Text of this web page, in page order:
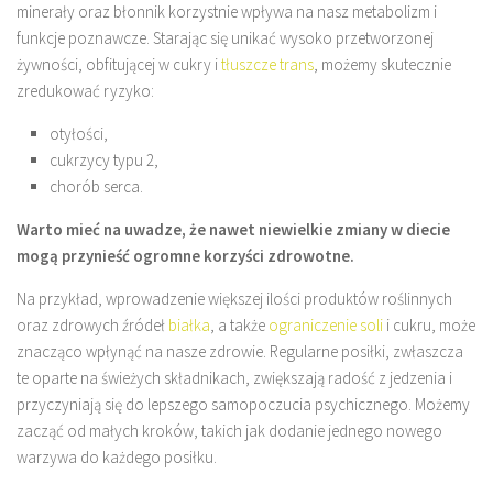
minerały oraz błonnik korzystnie wpływa na nasz metabolizm i
funkcje poznawcze. Starając się unikać wysoko przetworzonej
żywności, obfitującej w cukry itłuszcze trans, możemy skutecznie
zredukować ryzyko:
otyłości,
cukrzycy typu 2,
chorób serca.
Warto mieć na uwadze, że nawet niewielkie zmiany w diecie
mogą przynieść ogromne korzyści zdrowotne.
Na przykład, wprowadzenie większej ilości produktów roślinnych
oraz zdrowych źródeł białka, a także ograniczenie soli i cukru, może
znacząco wpłynąć na nasze zdrowie. Regularne posiłki, zwłaszcza
te oparte na świeżych składnikach, zwiększają radość z jedzenia i
przyczyniają się do lepszego samopoczucia psychicznego. Możemy
zacząć od małych kroków, takich jak dodanie jednego nowego
warzywa do każdego posiłku.